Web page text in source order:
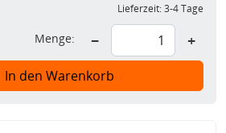
Lieferzeit:3-4 Tage
Menge: − +
In den Warenkorb